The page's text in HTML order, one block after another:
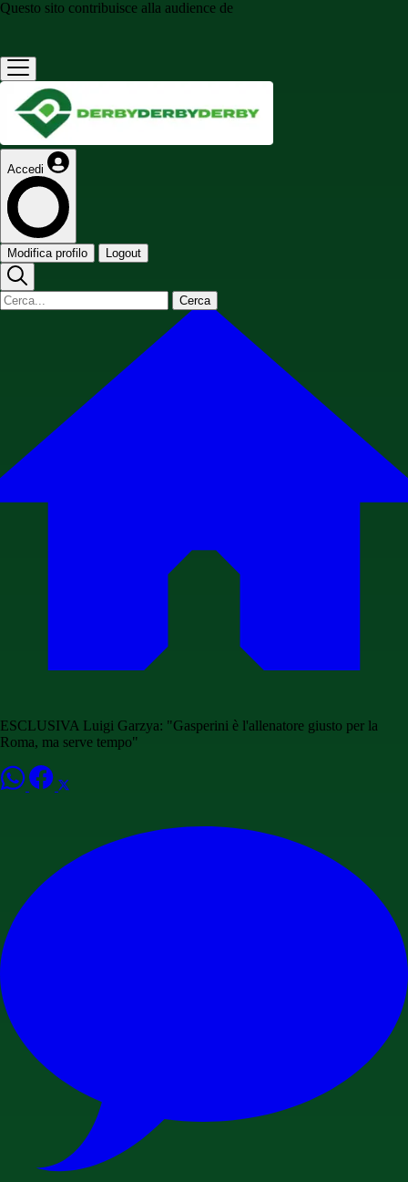
Questo sito contribuisce alla audience de
Accedi
Modifica profilo Logout
Cerca
ESCLUSIVA Luigi Garzya: "Gasperini è l'allenatore giusto per la
Roma, ma serve tempo"